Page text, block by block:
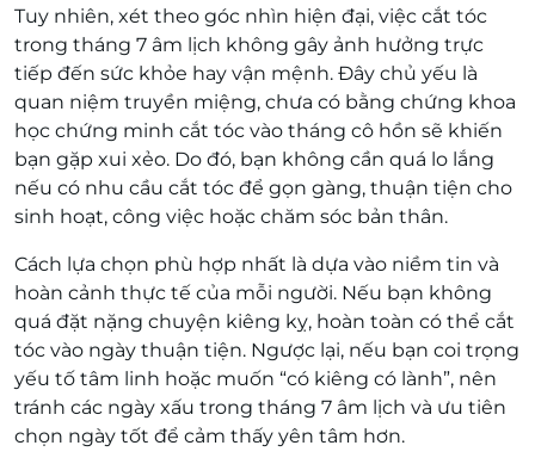
Tuy nhiên, xét theo góc nhìn hiện đại, việc cắt tóc
trong tháng 7 âm lịch không gây ảnh hưởng trực
tiếp đến sức khỏe hay vận mệnh. Đây chủ yếu là
quan niệm truyền miệng, chưa có bằng chứng khoa
học chứng minh cắt tóc vào tháng cô hồn sẽ khiến
bạn gặp xui xẻo. Do đó, bạn không cần quá lo lắng
nếu có nhu cầu cắt tóc để gọn gàng, thuận tiện cho
sinh hoạt, công việc hoặc chăm sóc bản thân.
Cách lựa chọn phù hợp nhất là dựa vào niềm tin và
hoàn cảnh thực tế của mỗi người. Nếu bạn không
quá đặt nặng chuyện kiêng kỵ, hoàn toàn có thể cắt
tóc vào ngày thuận tiện. Ngược lại, nếu bạn coi trọng
yếu tố tâm linh hoặc muốn “có kiêng có lành”, nên
tránh các ngày xấu trong tháng 7 âm lịch và ưu tiên
chọn ngày tốt để cảm thấy yên tâm hơn.